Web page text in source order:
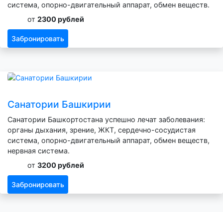
система, опорно-двигательный аппарат, обмен веществ.
от 2300 рублей
Забронировать
Санатории Башкирии
Санатории Башкортостана успешно лечат заболевания:
органы дыхания, зрение, ЖКТ, сердечно-сосудистая
система, опорно-двигательный аппарат, обмен веществ,
нервная система.
от 3200 рублей
Забронировать